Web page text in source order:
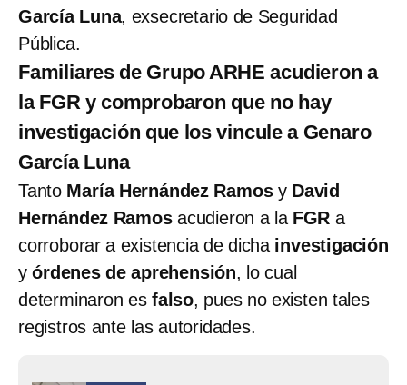
García Luna, exsecretario de Seguridad
Pública.
Familiares de Grupo ARHE acudieron a
la FGR y comprobaron que no hay
investigación que los vincule a Genaro
García Luna
Tanto María Hernández Ramos y David
Hernández Ramosacudieron a la FGR a
corroborar a existencia de dicha investigación
yórdenes de aprehensión, lo cual
determinaron esfalso, pues no existen tales
registros ante las autoridades.